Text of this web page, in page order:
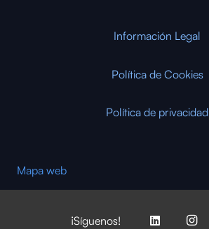
Información Legal
Política de Cookies
Política de privacidad
Mapa web
¡Síguenos!